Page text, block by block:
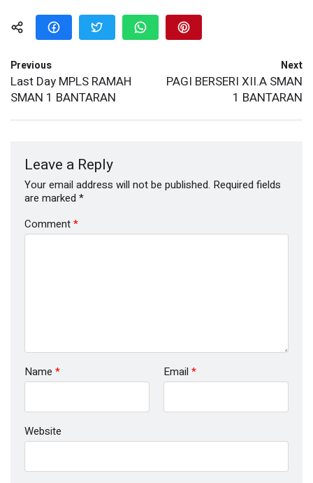
Previous
Last Day MPLS RAMAH
SMAN 1 BANTARAN
Next
PAGI BERSERI XII.A SMAN
1 BANTARAN
Leave a Reply
Your email address will not be published. Required fields
are marked *
Comment*
Name * Email *
Website